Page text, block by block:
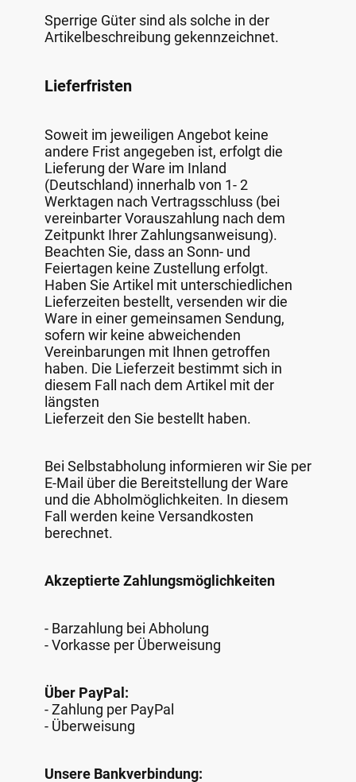
Sperrige Güter sind als solche in der
Artikelbeschreibung gekennzeichnet.
Lieferfristen
Soweit im jeweiligen Angebot keine
andere Frist angegeben ist, erfolgt die
Lieferung der Ware im Inland
(Deutschland) innerhalb von 1- 2
Werktagen nach Vertragsschluss (bei
vereinbarter Vorauszahlung nach dem
Zeitpunkt Ihrer Zahlungsanweisung).
Beachten Sie, dass an Sonn- und
Feiertagen keine Zustellung erfolgt.
Haben Sie Artikel mit unterschiedlichen
Lieferzeiten bestellt, versenden wir die
Ware in einer gemeinsamen Sendung,
sofern wir keine abweichenden
Vereinbarungen mit Ihnen getroffen
haben. Die Lieferzeit bestimmt sich in
diesem Fall nach dem Artikel mit der
längsten
Lieferzeit den Sie bestellt haben.
Bei Selbstabholung informieren wir Sie per
E-Mail über die Bereitstellung der Ware
und die Abholmöglichkeiten. In diesem
Fall werden keine Versandkosten
berechnet.
Akzeptierte Zahlungsmöglichkeiten
- Barzahlung bei Abholung
- Vorkasse per Überweisung
Über PayPal:
- Zahlung per PayPal
- Überweisung
Unsere Bankverbindung: